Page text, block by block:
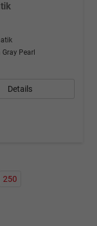
Pearl
Details
250